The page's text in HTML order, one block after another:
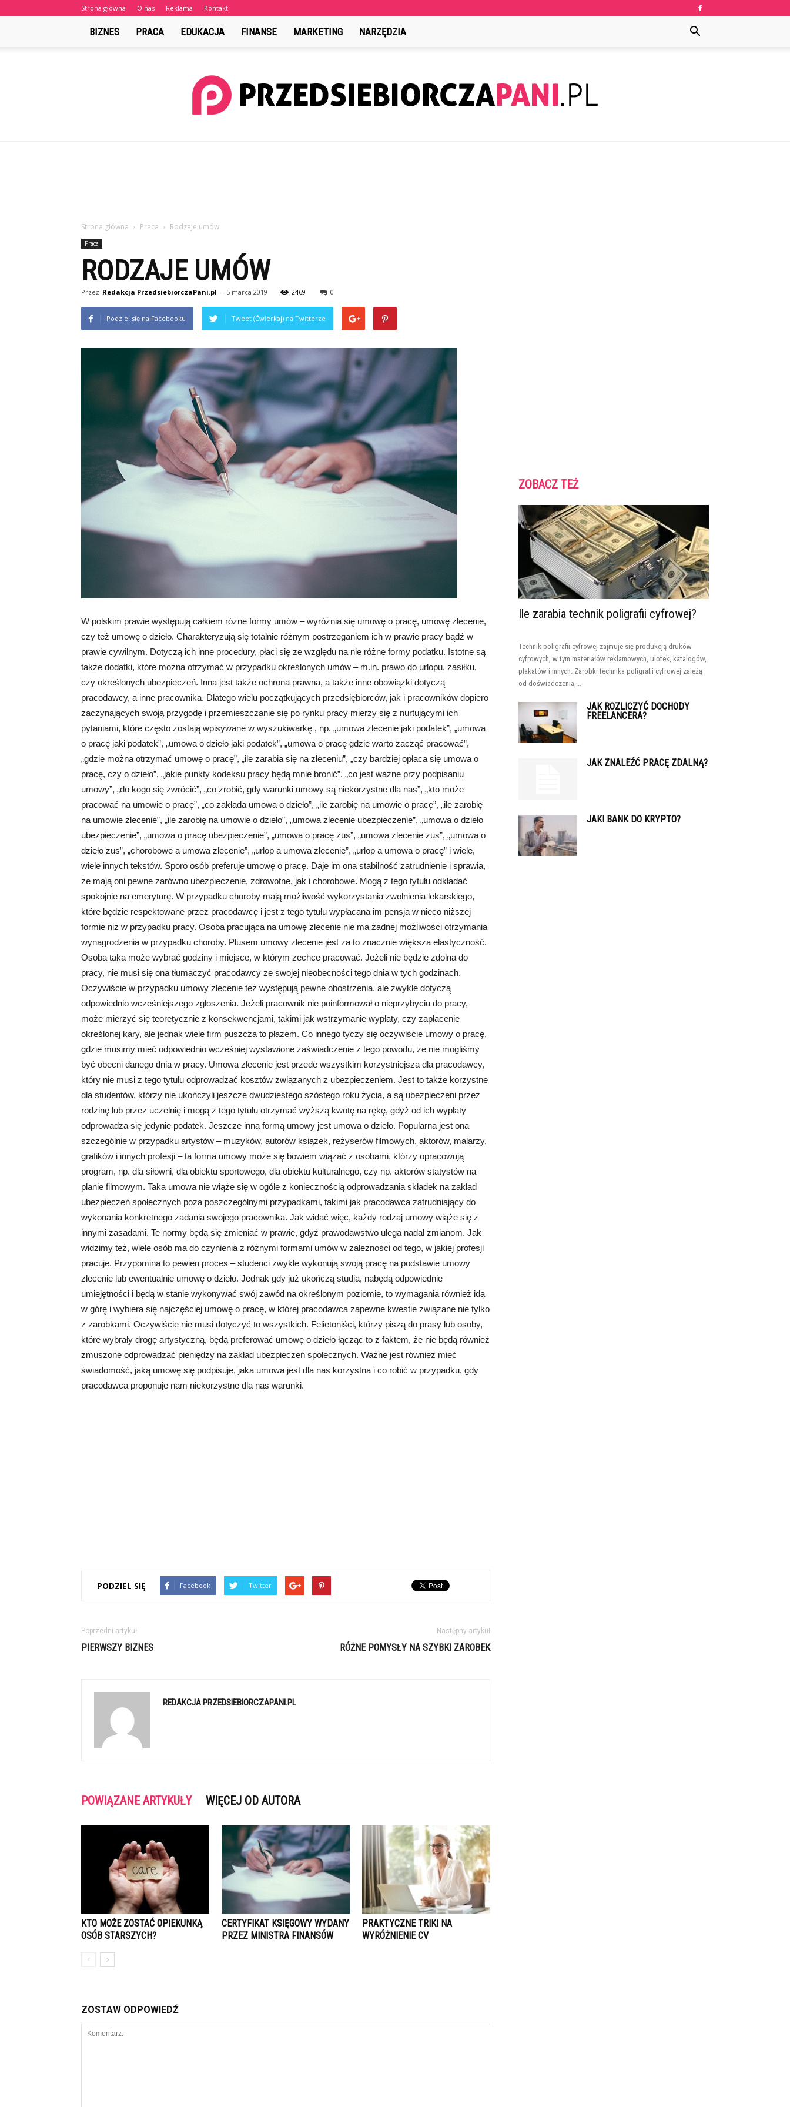
Strona główna O nas Reklama Kontakt
BIZNES PRACA EDUKACJA FINANSE MARKETING NARZĘDZIA
Strona główna Praca Rodzaje umów
Praca
RODZAJE UMÓW
Przez Redakcja PrzedsiebiorczaPani.pl - 5 marca 2019 2469 0
Podziel się na Facebooku Tweet (Ćwierkaj) na Twitterze
W polskim prawie występują całkiem różne formy umów – wyróżnia się umowę o pracę, umowę zlecenie,
czy też umowę o dzieło. Charakteryzują się totalnie różnym postrzeganiem ich w prawie pracy bądź w
prawie cywilnym. Dotyczą ich inne procedury, płaci się ze względu na nie różne formy podatku. Istotne są
także dodatki, które można otrzymać w przypadku określonych umów – m.in. prawo do urlopu, zasiłku,
czy określonych ubezpieczeń. Inna jest także ochrona prawna, a także inne obowiązki dotyczą
pracodawcy, a inne pracownika. Dlatego wielu początkujących przedsiębiorców, jak i pracowników dopiero
zaczynających swoją przygodę i przemieszczanie się po rynku pracy mierzy się z nurtującymi ich
pytaniami, które często zostają wpisywane w wyszukiwarkę , np. „umowa zlecenie jaki podatek”, „umowa
o pracę jaki podatek”, „umowa o dzieło jaki podatek”, „umowa o pracę gdzie warto zacząć pracować”,
„gdzie można otrzymać umowę o pracę”, „ile zarabia się na zleceniu”, „czy bardziej opłaca się umowa o
pracę, czy o dzieło”, „jakie punkty kodeksu pracy będą mnie bronić”, „co jest ważne przy podpisaniu
umowy”, „do kogo się zwrócić”, „co zrobić, gdy warunki umowy są niekorzystne dla nas”, „kto może
pracować na umowie o pracę”, „co zakłada umowa o dzieło”, „ile zarobię na umowie o pracę”, „ile zarobię
na umowie zlecenie”, „ile zarobię na umowie o dzieło”, „umowa zlecenie ubezpieczenie”, „umowa o dzieło
ubezpieczenie”, „umowa o pracę ubezpieczenie”, „umowa o pracę zus”, „umowa zlecenie zus”, „umowa o
dzieło zus”, „chorobowe a umowa zlecenie”, „urlop a umowa zlecenie”, „urlop a umowa o pracę” i wiele,
wiele innych tekstów. Sporo osób preferuje umowę o pracę. Daje im ona stabilność zatrudnienie i sprawia,
że mają oni pewne zarówno ubezpieczenie, zdrowotne, jak i chorobowe. Mogą z tego tytułu odkładać
spokojnie na emeryturę. W przypadku choroby mają możliwość wykorzystania zwolnienia lekarskiego,
które będzie respektowane przez pracodawcę i jest z tego tytułu wypłacana im pensja w nieco niższej
formie niż w przypadku pracy. Osoba pracująca na umowę zlecenie nie ma żadnej możliwości otrzymania
wynagrodzenia w przypadku choroby. Plusem umowy zlecenie jest za to znacznie większa elastyczność.
Osoba taka może wybrać godziny i miejsce, w którym zechce pracować. Jeżeli nie będzie zdolna do
pracy, nie musi się ona tłumaczyć pracodawcy ze swojej nieobecności tego dnia w tych godzinach.
Oczywiście w przypadku umowy zlecenie też występują pewne obostrzenia, ale zwykle dotyczą
odpowiednio wcześniejszego zgłoszenia. Jeżeli pracownik nie poinformował o nieprzybyciu do pracy,
może mierzyć się teoretycznie z konsekwencjami, takimi jak wstrzymanie wypłaty, czy zapłacenie
określonej kary, ale jednak wiele firm puszcza to płazem. Co innego tyczy się oczywiście umowy o pracę,
gdzie musimy mieć odpowiednio wcześniej wystawione zaświadczenie z tego powodu, że nie mogliśmy
być obecni danego dnia w pracy. Umowa zlecenie jest przede wszystkim korzystniejsza dla pracodawcy,
który nie musi z tego tytułu odprowadzać kosztów związanych z ubezpieczeniem. Jest to także korzystne
dla studentów, którzy nie ukończyli jeszcze dwudziestego szóstego roku życia, a są ubezpieczeni przez
rodzinę lub przez uczelnię i mogą z tego tytułu otrzymać wyższą kwotę na rękę, gdyż od ich wypłaty
odprowadza się jedynie podatek. Jeszcze inną formą umowy jest umowa o dzieło. Popularna jest ona
szczególnie w przypadku artystów – muzyków, autorów książek, reżyserów filmowych, aktorów, malarzy,
grafików i innych profesji – ta forma umowy może się bowiem wiązać z osobami, którzy opracowują
program, np. dla siłowni, dla obiektu sportowego, dla obiektu kulturalnego, czy np. aktorów statystów na
planie filmowym. Taka umowa nie wiąże się w ogóle z koniecznością odprowadzania składek na zakład
ubezpieczeń społecznych poza poszczególnymi przypadkami, takimi jak pracodawca zatrudniający do
wykonania konkretnego zadania swojego pracownika. Jak widać więc, każdy rodzaj umowy wiąże się z
innymi zasadami. Te normy będą się zmieniać w prawie, gdyż prawodawstwo ulega nadal zmianom. Jak
widzimy też, wiele osób ma do czynienia z różnymi formami umów w zależności od tego, w jakiej profesji
pracuje. Przypomina to pewien proces – studenci zwykle wykonują swoją pracę na podstawie umowy
zlecenie lub ewentualnie umowę o dzieło. Jednak gdy już ukończą studia, nabędą odpowiednie
umiejętności i będą w stanie wykonywać swój zawód na określonym poziomie, to wymagania również idą
w górę i wybiera się najczęściej umowę o pracę, w której pracodawca zapewne kwestie związane nie tylko
z zarobkami. Oczywiście nie musi dotyczyć to wszystkich. Felietoniści, którzy piszą do prasy lub osoby,
które wybrały drogę artystyczną, będą preferować umowę o dzieło łącząc to z faktem, że nie będą również
zmuszone odprowadzać pieniędzy na zakład ubezpieczeń społecznych. Ważne jest również mieć
świadomość, jaką umowę się podpisuje, jaka umowa jest dla nas korzystna i co robić w przypadku, gdy
pracodawca proponuje nam niekorzystne dla nas warunki.
PODZIEL SIĘ Facebook Twitter
Poprzedni artykuł
PIERWSZY BIZNES
Następny artykuł
RÓŻNE POMYSŁY NA SZYBKI ZAROBEK
REDAKCJA PRZEDSIEBIORCZAPANI.PL
POWIĄZANE ARTYKUŁY WIĘCEJ OD AUTORA
KTO MOŻE ZOSTAĆ OPIEKUNKĄ
OSÓB STARSZYCH?
CERTYFIKAT KSIĘGOWY WYDANY
PRZEZ MINISTRA FINANSÓW
PRAKTYCZNE TRIKI NA
WYRÓŻNIENIE CV
ZOSTAW ODPOWIEDŹ
ZOBACZ TEŻ
Ile zarabia technik poligrafii cyfrowej?
Technik poligrafii cyfrowej zajmuje się produkcją druków
cyfrowych, w tym materiałów reklamowych, ulotek, katalogów,
plakatów i innych. Zarobki technika poligrafii cyfrowej zależą
od doświadczenia,...
JAK ROZLICZYĆ DOCHODY
FREELANCERA?
JAK ZNALEŹĆ PRACĘ ZDALNĄ?
JAKI BANK DO KRYPTO?